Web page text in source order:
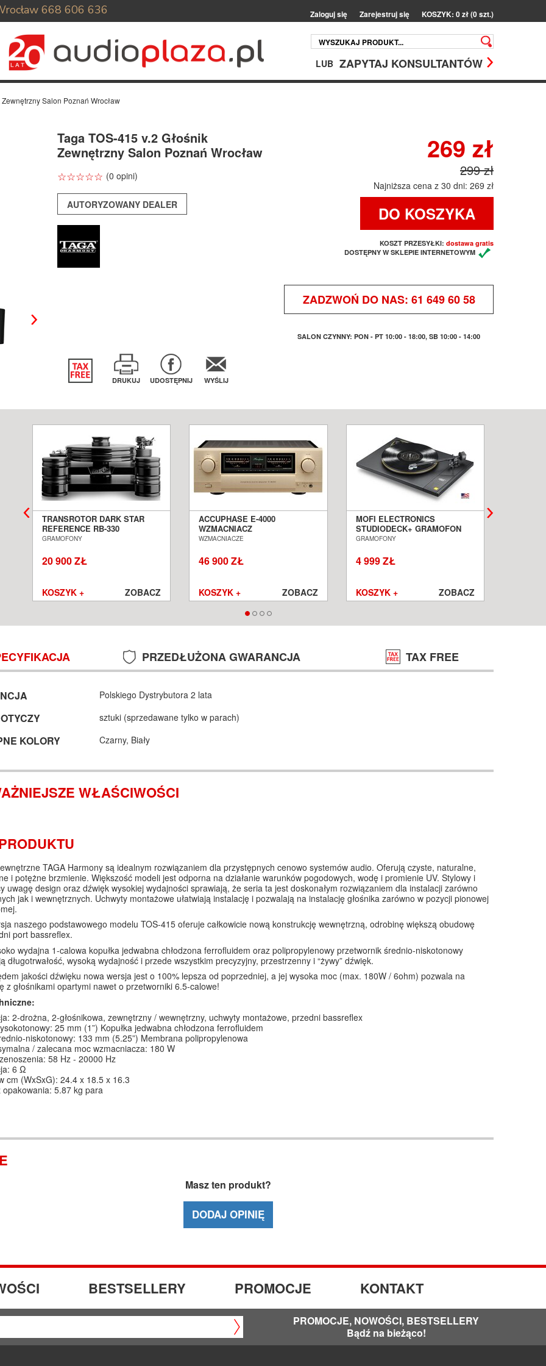
668 606 636 Zaloguj się Zarejestruj się KOSZYK: 0 zł (0 szt.)
LUB ZAPYTAJ KONSULTANTÓW
Salon Poznań Wrocław
Taga TOS-415 v.2 Głośnik
Zewnętrzny Salon Poznań Wrocław
☆☆☆☆☆
★★★★★ (0 opini)
AUTORYZOWANY DEALER
269 zł
299 zł
Najniższa cena z 30 dni: 269 zł
DO KOSZYKA
KOSZT PRZESYŁKI: dostawa gratis
DOSTĘPNY W SKLEPIE INTERNETOWYM
ZADZWOŃ DO NAS: 61 649 60 58
SALON CZYNNY: PON - PT 10:00 - 18:00, SB 10:00 - 14:00
DRUKUJ UDOSTĘPNIJ WYŚLIJ
TRANSROTOR DARK STAR
REFERENCE RB-330
GRAMOFON ANALOGOWY
GRAMOFONY
20 900 ZŁ
KOSZYK + ZOBACZ
ACCUPHASE E-4000
WZMACNIACZ
ZINTEGROWANY SALON
WZMACNIACZE
46 900 ZŁ
KOSZYK + ZOBACZ
MOFI ELECTRONICS
STUDIODECK+ GRAMOFON
SALON POZNAŃ WROCŁAW
GRAMOFONY
4 999 ZŁ
KOSZYK + ZOBACZ
PRZEDŁUŻONA GWARANCJA TAX FREE
Polskiego Dystrybutora 2 lata
sztuki (sprzedawane tylko w parach)
KOLORY Czarny, Biały
WŁAŚCIWOŚCI
TAGA Harmony są idealnym rozwiązaniem dla przystępnych cenowo systemów audio. Oferują czyste, naturalne,
i potężne brzmienie. Większość modeli jest odporna na działanie warunków pogodowych, wodę i promienie UV. Stylowy i
uwagę design oraz dźwięk wysokiej wydajności sprawiają, że seria ta jest doskonałym rozwiązaniem dla instalacji zarówno
jak i wewnętrznych. Uchwyty montażowe ułatwiają instalację i pozwalają na instalację głośnika zarówno w pozycji pionowej
naszego podstawowego modelu TOS-415 oferuje całkowicie nową konstrukcję wewnętrzną, odrobinę większą obudowę
port bassreflex.
wydajna 1-calowa kopułka jedwabna chłodzona ferrofluidem oraz polipropylenowy przetwornik średnio-niskotonowy
długotrwałość, wysoką wydajność i przede wszystkim precyzyjny, przestrzenny i “żywy” dźwięk.
jakości dźwięku nowa wersja jest o 100% lepsza od poprzedniej, a jej wysoka moc (max. 180W / 6ohm) pozwala na
z głośnikami opartymi nawet o przetworniki 6.5-calowe!
2-drożna, 2-głośnikowa, zewnętrzny / wewnętrzny, uchwyty montażowe, przedni bassreflex
25 mm (1”) Kopułka jedwabna chłodzona ferrofluidem
niskotonowy: 133 mm (5.25”) Membrana polipropylenowa
/ zalecana moc wzmacniacza: 180 W
58 Hz - 20000 Hz
6 Ω
cm (WxSxG): 24.4 x 18.5 x 16.3
opakowania: 5.87 kg para
Masz ten produkt?
DODAJ OPINIĘ
BESTSELLERY PROMOCJE KONTAKT
PROMOCJE, NOWOŚCI, BESTSELLERY
Bądź na bieżąco!